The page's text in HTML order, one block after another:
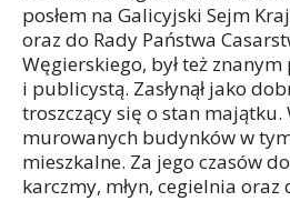
posłem na Galicyjski Sejm
oraz do Rady Państwa
Węgierskiego, był też
i publicystą. Zasłynął jako
troszczący się o stan majątku.
murowanych budynków w
mieszkalne. Za jego czasów
karczmy, młyn, cegielnia